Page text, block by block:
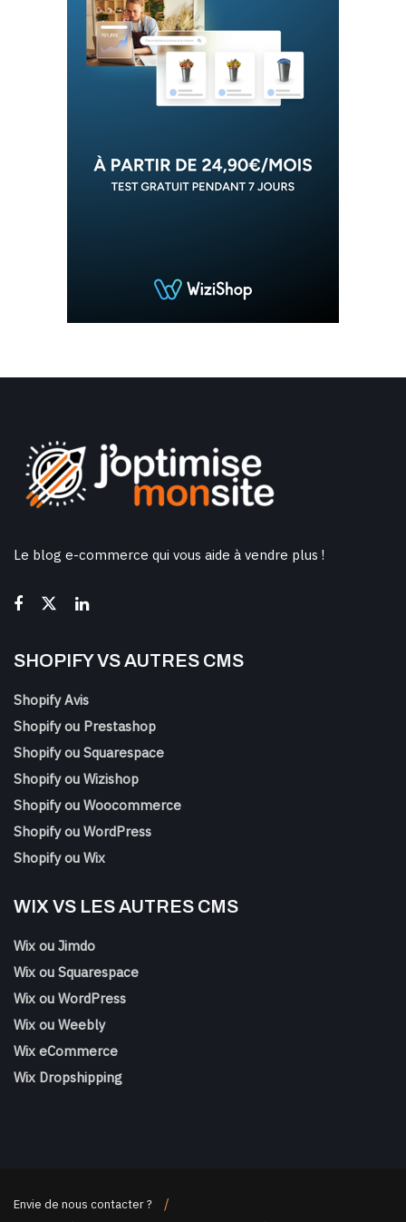
Le blog e-commerce qui vous aide à vendre plus !
SHOPIFY VS AUTRES CMS
Shopify Avis
Shopify ou Prestashop
Shopify ou Squarespace
Shopify ou Wizishop
Shopify ou Woocommerce
Shopify ou WordPress
Shopify ou Wix
WIX VS LES AUTRES CMS
Wix ou Jimdo
Wix ou Squarespace
Wix ou WordPress
Wix ou Weebly
Wix eCommerce
Wix Dropshipping
Envie de nous contacter ?